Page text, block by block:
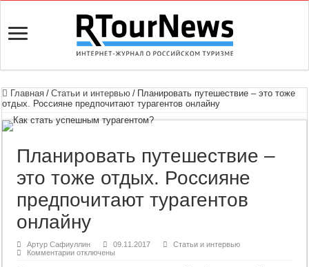
Главная / Статьи и интервью / Планировать путешествие – это тоже
отдых. Россияне предпочитают турагентов онлайну
Планировать путешествие –
это тоже отдых. Россияне
предпочитают турагентов
онлайну
Артур Сафиуллин 09.11.2017
Статьи и интервью
Комментариикотключены